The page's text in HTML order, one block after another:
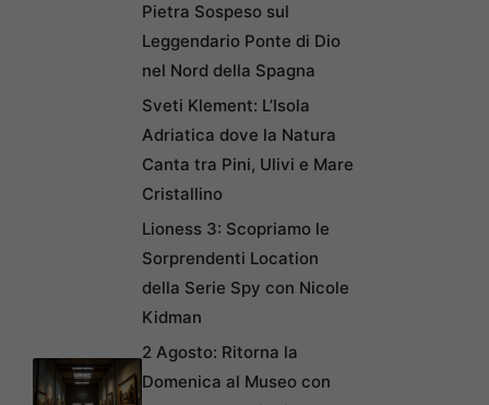
Pietra Sospeso sul
Leggendario Ponte di Dio
nel Nord della Spagna
Sveti Klement: L’Isola
Adriatica dove la Natura
Canta tra Pini, Ulivi e Mare
Cristallino
Lioness 3: Scopriamo le
Sorprendenti Location
della Serie Spy con Nicole
Kidman
2 Agosto: Ritorna la
Domenica al Museo con